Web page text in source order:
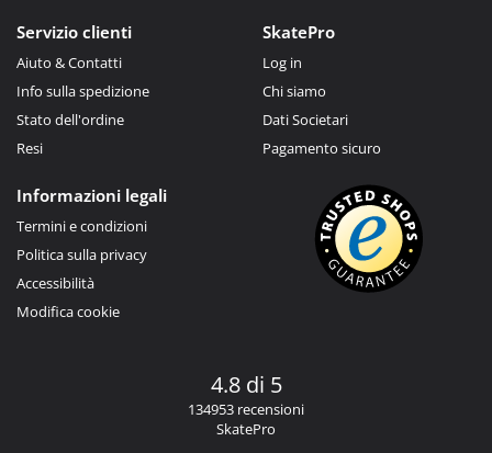
Servizio clienti
Aiuto & Contatti
Info sulla spedizione
Stato dell'ordine
Resi
SkatePro
Log in
Chi siamo
Dati Societari
Pagamento sicuro
Informazioni legali
Termini e condizioni
Politica sulla privacy
Accessibilità
Modifica cookie
4.8 di 5
134953 recensioni
SkatePro